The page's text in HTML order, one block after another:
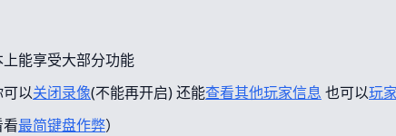
能享受大部分功能
以关闭录像(不能再开启) 还能查看其他玩家信息 也可以玩
最简键盘作弊）